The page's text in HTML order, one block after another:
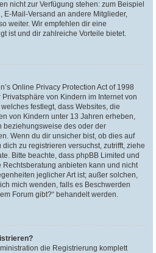
nicht zur Verfügung stehen: zum Beispiel
E-Mail-Versand an andere Mitglieder,
weiter. Wir empfehlen dir eine
ist und dir zahlreiche Vorteile bietet.
Online Privacy Protection Act of 1998
von Kindern im Internet von
festlegt, dass Websites, die
von Kindern unter 13 Jahren erheben,
beziehungsweise des oder der
Wenn du dir unsicher bist, ob dies auf
zu registrieren versuchst, zutrifft, ziehe
Bitte beachte, dass phpBB Limited und
anbieten kann und nicht
jeglicher Art ist; außer solchen,
mich wenden, falls es Beschwerden
Forum gibt?“ behandelt werden.
die Registrierung komplett